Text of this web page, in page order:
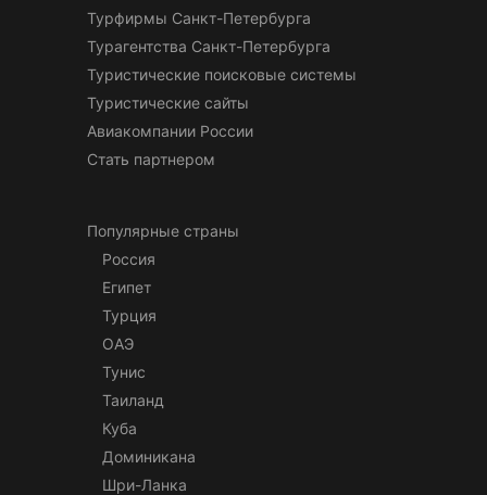
Турфирмы Санкт-Петербурга
Турагентства Санкт-Петербурга
Туристические поисковые системы
Туристические сайты
Авиакомпании России
Стать партнером
Популярные страны
Россия
Египет
Турция
ОАЭ
Тунис
Таиланд
Куба
Доминикана
Шри-Ланка